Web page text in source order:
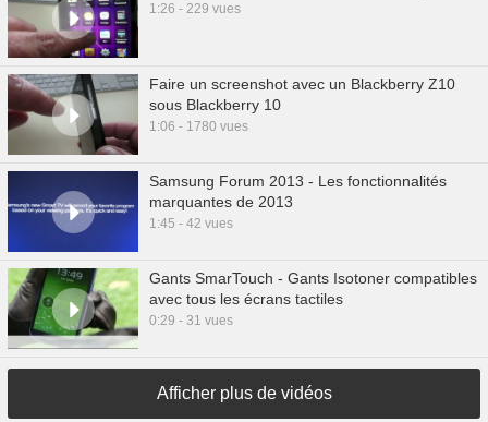
1:26 - 229 vues
Faire un screenshot avec un Blackberry Z10
sous Blackberry 10
1:06 - 1780 vues
Samsung Forum 2013 - Les fonctionnalités
marquantes de 2013
1:45 - 42 vues
Gants SmarTouch - Gants Isotoner compatibles
avec tous les écrans tactiles
0:29 - 31 vues
Afficher plus de vidéos